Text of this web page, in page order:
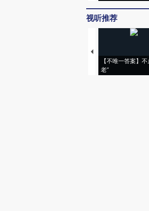
视听推荐
【不唯一答案】
老”